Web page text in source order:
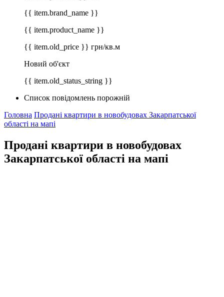
{{ item.brand_name }}
{{ item.product_name }}
{{ item.old_price }} грн/кв.м
Новий об'єкт
{{ item.old_status_string }}
Список повідомлень порожній
Головна Продані квартири в новобудовах Закарпатської
області на мапі
Продані квартири в новобудовах
Закарпатської області на мапі